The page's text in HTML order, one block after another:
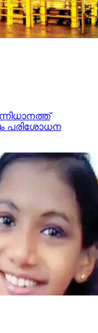
പരിശോധന